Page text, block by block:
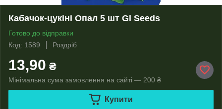
Кабачок-цукіні Опал 5 шт Gl Seeds
Готово до відправки
Код: 1589
Роздріб
13,90 ₴
Мінімальна сума замовлення на сайті — 200 ₴
Купити